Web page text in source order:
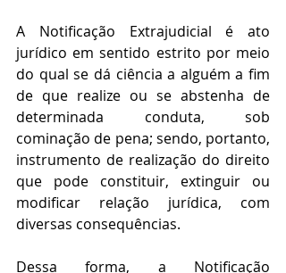
A Notificação Extrajudicial é ato
jurídico em sentido estrito por meio
do qual se dá ciência a alguém a fim
de que realize ou se abstenha de
determinada conduta, sob
cominação de pena; sendo, portanto,
instrumento de realização do direito
que pode constituir, extinguir ou
modificar relação jurídica, com
diversas consequências.
Dessa forma, a Notificação